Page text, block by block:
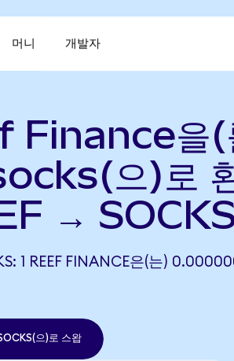
머니 개발자
Finance을(
으)로
→
1 REEF FINANCE은(는)
으)로 스왑